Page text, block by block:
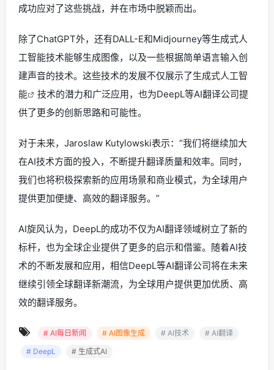
成功应对了这些挑战，并在市场中脱颖而出。
除了ChatGPT外，还有DALL-E和Midjourney等生成式人
工智能技术能够生成图像，以及一些根据简单语言输入创
建声音的技术。这些技术的发展不仅展示了生成式人工智
能
技术的潜力和广泛应用，也为DeepL等AI翻译公司提
供了更多的创新思路和可能性。
对于未来，Jaroslaw Kutylowski表示：“我们将继续加大
在AI技术方面的投入，不断提升翻译质量和效率。同时，
我们也将积极探索新的应用场景和商业模式，为全球用户
提供更加便捷、高效的翻译服务。”
AI旋风认为，DeepL的成功不仅为AI翻译领域树立了新的
标杆，也为全球企业提供了更多的启示和借鉴。随着AI技
术的不断发展和应用，相信DeepL等AI翻译公司将在未来
继续引领全球翻译新潮流，为全球用户提供更加优质、高
效的翻译服务。
# AI每日新闻 # AI图像生成 # AI技术
# AI翻译
# DeepL
# 生成式AI